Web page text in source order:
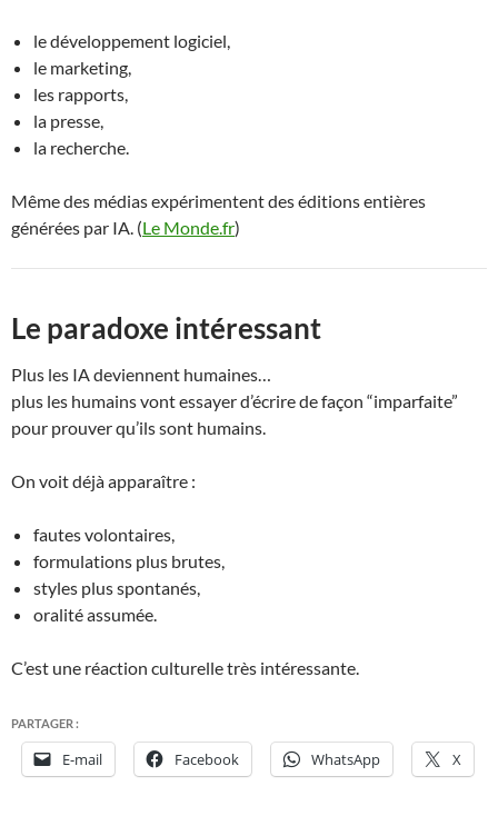
le développement logiciel,
le marketing,
les rapports,
la presse,
la recherche.
Même des médias expérimentent des éditions entières
générées par IA. (Le Monde.fr)
Le paradoxe intéressant
Plus les IA deviennent humaines…
plus les humains vont essayer d’écrire de façon “imparfaite”
pour prouver qu’ils sont humains.
On voit déjà apparaître :
fautes volontaires,
formulations plus brutes,
styles plus spontanés,
oralité assumée.
C’est une réaction culturelle très intéressante.
PARTAGER :
E-mail Facebook WhatsApp X